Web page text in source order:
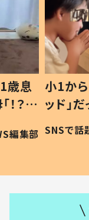
歳息
？」
編集部
小1から
ッド」
作り
#令和の
SNSで話